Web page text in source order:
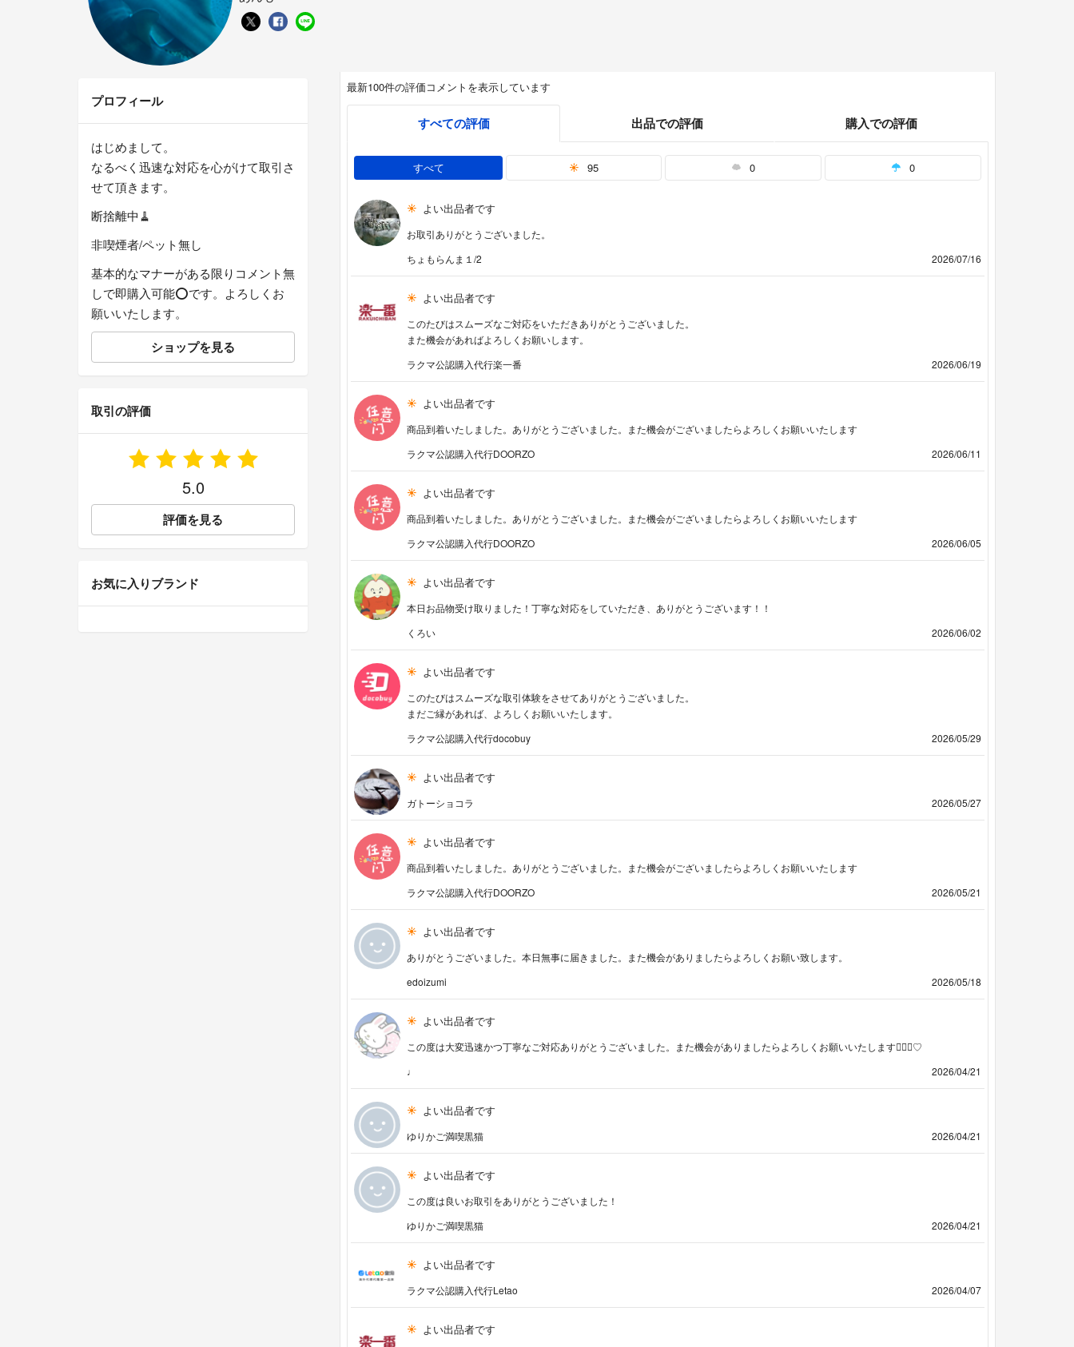
最新100件の評価コメントを表示しています
すべての評価 出品での評価 購入での評価
すべて 95 0 0
よい出品者です
お取引ありがとうございました。
ちょもらんま１/2
2026/07/16
よい出品者です
このたびはスムーズなご対応をいただきありがとうございました。
また機会があればよろしくお願いします。
ラクマ公認購入代行楽一番
2026/06/19
よい出品者です
商品到着いたしました。ありがとうございました。また機会がございましたらよろしくお願いいたします
ラクマ公認購入代行DOORZO
2026/06/11
よい出品者です
商品到着いたしました。ありがとうございました。また機会がございましたらよろしくお願いいたします
ラクマ公認購入代行DOORZO
2026/06/05
よい出品者です
本日お品物受け取りました！丁寧な対応をしていただき、ありがとうございます！！
くろい
2026/06/02
よい出品者です
このたびはスムーズな取引体験をさせてありがとうございました。
まだご縁があれば、よろしくお願いいたします。
ラクマ公認購入代行docobuy
2026/05/29
よい出品者です
ガトーショコラ 2026/05/27
よい出品者です
商品到着いたしました。ありがとうございました。また機会がございましたらよろしくお願いいたします
ラクマ公認購入代行DOORZO
2026/05/21
よい出品者です
ありがとうございました。本日無事に届きました。また機会がありましたらよろしくお願い致します。
edoizumi
2026/05/18
よい出品者です
この度は大変迅速かつ丁寧なご対応ありがとうございました。また機会がありましたらよろしくお願いいたします🙇🏻‍♀️♡
♩
2026/04/21
よい出品者です
ゆりかご満喫黒猫 2026/04/21
よい出品者です
この度は良いお取引をありがとうございました！
ゆりかご満喫黒猫
2026/04/21
よい出品者です
ラクマ公認購入代行Letao 2026/04/07
よい出品者です
プロフィール
はじめまして。
なるべく迅速な対応を心がけて取引さ
せて頂きます。
断捨離中🧹
非喫煙者/ペット無し
基本的なマナーがある限りコメント無
しで即購入可能⭕️です。よろしくお
願いいたします。
ショップを見る
取引の評価
5.0
評価を見る
お気に入りブランド